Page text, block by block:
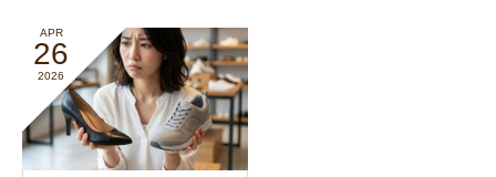
APR
26
2026